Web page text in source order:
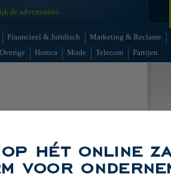
de advertenties
Financieel & Juridisch Marketing & Reclame
Overige Horeca Mode Telecom Partijen